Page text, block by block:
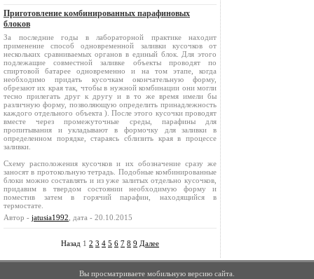
Приготовление комбинированных парафиновых
блоков
За последние годы в лабораторной практике находит
применение способ одновременной заливки кусочков от
нескольких сравниваемых органов в единый блок. Для этого
подлежащие совместной заливке объекты проводят по
спиртовой батарее одновременно и на том этапе, когда
необходимо придать кусочкам окончательную форму,
обрезают их края так, чтобы в нужной комбинации они могли
тесно прилегать друг к другу и в то же время имели бы
различную форму, позволяющую определить принадлежность
каждого отдельного объекта ). После этого кусочки проводят
вместе через промежуточные среды, парафины для
пропитывания и укладывают в формочку для заливки в
определенном порядке, стараясь сблизить края в процессе
заливки.
Схему расположения кусочков и их обозначение сразу же
заносят в протокольную тетрадь. Подобные комбинированные
блоки можно составлять и из уже залитых отдельно кусочков,
придавим в твердом состоянии необходимую форму и
поместив затем в горячий парафин, находящийся в
термостате.
Автор - jatusia1992 , дата - 20.10.2015
Назад 1 2 3 4 5 6 7 8 9 Далее
Вы просматриваете мобильную версию сайта.